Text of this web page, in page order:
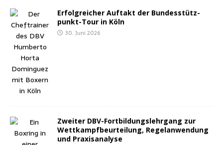
Erfolg­rei­cher Auf­takt der Bun­des­stütz­
punkt-Tour in Köln
30. Juni 2026
Zwei­ter DBV-Fort­bil­dungs­lehr­gang zur
Wett­kampf­be­ur­tei­lung, Regel­an­wen­dung
und Praxisanalyse